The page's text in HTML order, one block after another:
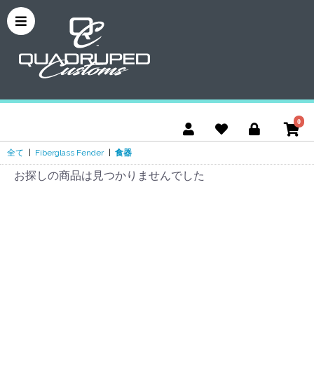
0
全て Fiberglass Fender 食器
お探しの商品は見つかりませんでした